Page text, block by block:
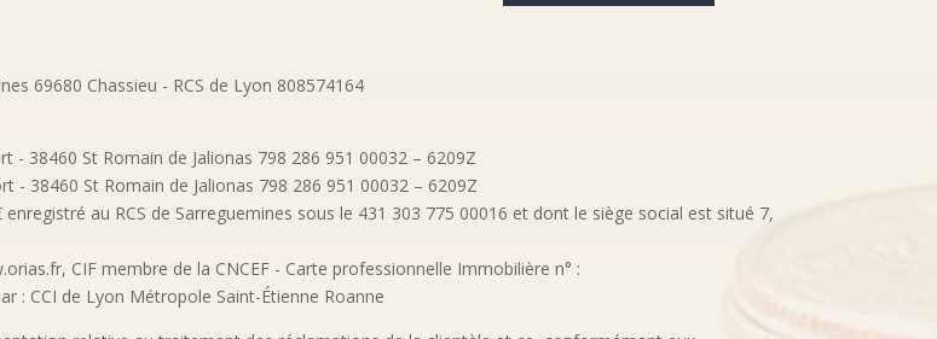
69680 Chassieu - RCS de Lyon 808574164
- 38460 St Romain de Jalionas 798 286 951 00032 – 6209Z
- 38460 St Romain de Jalionas 798 286 951 00032 – 6209Z
au RCS de Sarreguemines sous le 431 303 775 00016 et dont le siège social est situé 7,
CIF membre de la CNCEF - Carte professionnelle Immobilière n° :
: CCI de Lyon Métropole Saint-Étienne Roanne